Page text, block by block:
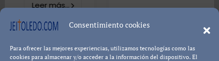
Consentimiento cookies
Para ofrecer las mejores experiencias, utilizamos tecnologías como las
cookies para almacenar y/o acceder a la información del dispositivo. El
Pablo Blanco Leer